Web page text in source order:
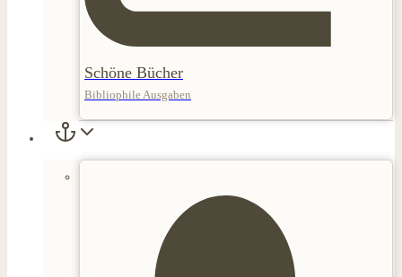
Schöne Bücher
Bibliophile Ausgaben